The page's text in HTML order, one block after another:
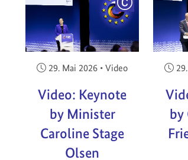
COPYRIGHT
Veröffentlicht am:
29. Mai 2026 • Video
Video: Keynote
by Minister
Caroline Stage
Olsen
by